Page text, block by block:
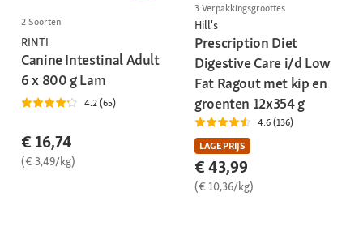
2 Soorten
RINTI
Canine Intestinal Adult
6 x 800 g Lam
4.2 (65)
€ 16,74
(€ 3,49/kg)
3 Verpakkingsgroottes
Hill's
Prescription Diet
Digestive Care i/d Low
Fat Ragout met kip en
groenten 12x354 g
4.6 (136)
LAGE PRIJS
€ 43,99
(€ 10,36/kg)